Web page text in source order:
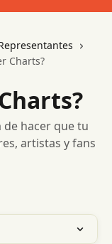
Charts?
hacer que tu
artistas y fans